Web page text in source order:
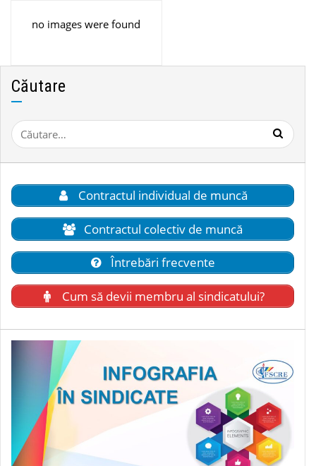
no images were found
Căutare
Caută
după:
Contractul individual de muncă
Contractul colectiv de muncă
Întrebări frecvente
Cum să devii membru al sindicatului?